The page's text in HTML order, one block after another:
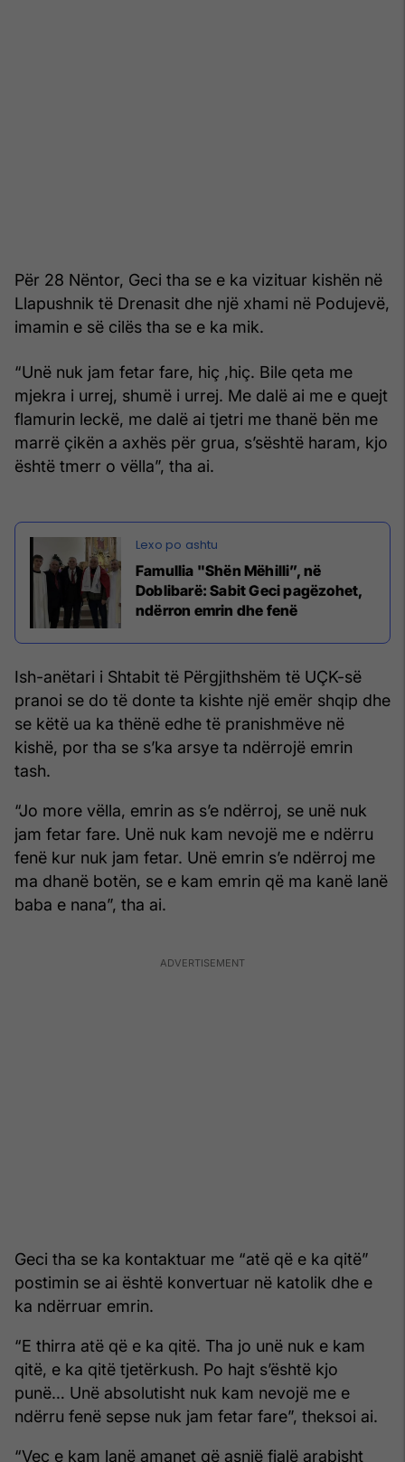
Për 28 Nëntor, Geci tha se e ka vizituar kishën në
Llapushnik të Drenasit dhe një xhami në Podujevë,
imamin e së cilës tha se e ka mik.
“Unë nuk jam fetar fare, hiç ,hiç. Bile qeta me
mjekra i urrej, shumë i urrej. Me dalë ai me e quejt
flamurin leckë, me dalë ai tjetri me thanë bën me
marrë çikën a axhës për grua, s’sështë haram, kjo
është tmerr o vëlla”, tha ai.
Famullia "Shën Mëhilli”, në
Doblibarë: Sabit Geci pagëzohet,
ndërron emrin dhe fenë
Ish-anëtari i Shtabit të Përgjithshëm të UÇK-së
pranoi se do të donte ta kishte një emër shqip dhe
se këtë ua ka thënë edhe të pranishmëve në
kishë, por tha se s’ka arsye ta ndërrojë emrin
tash.
“Jo more vëlla, emrin as s’e ndërroj, se unë nuk
jam fetar fare. Unë nuk kam nevojë me e ndërru
fenë kur nuk jam fetar. Unë emrin s’e ndërroj me
ma dhanë botën, se e kam emrin që ma kanë lanë
baba e nana”, tha ai.
Geci tha se ka kontaktuar me “atë që e ka qitë”
postimin se ai është konvertuar në katolik dhe e
ka ndërruar emrin.
“E thirra atë që e ka qitë. Tha jo unë nuk e kam
qitë, e ka qitë tjetërkush. Po hajt s’është kjo
punë… Unë absolutisht nuk kam nevojë me e
ndërru fenë sepse nuk jam fetar fare”, theksoi ai.
“Veç e kam lanë amanet që asnjë fjalë arabisht